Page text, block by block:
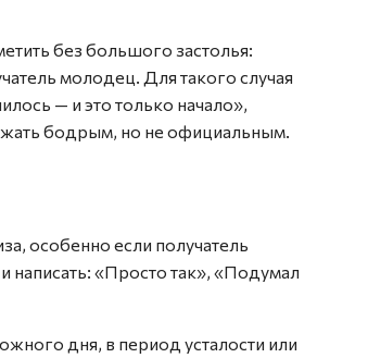
без большого застолья:
молодец. Для такого случая
— и это только начало»,
бодрым, но не официальным.
особенно если получатель
написать: «Просто так», «Подумал
дня, в период усталости или